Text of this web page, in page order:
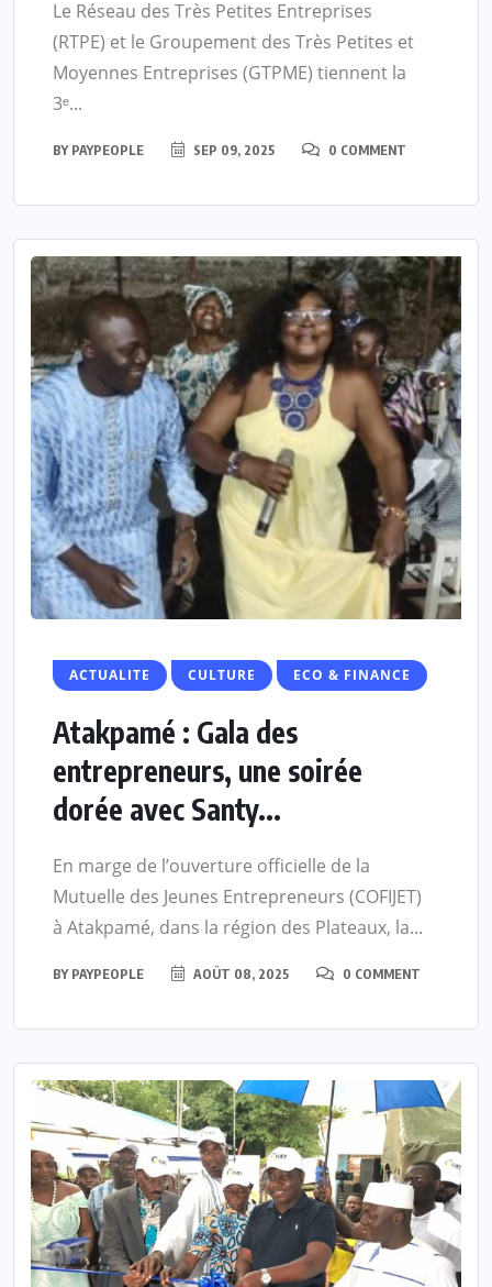
Le Réseau des Très Petites Entreprises
(RTPE) et le Groupement des Très Petites et
Moyennes Entreprises (GTPME) tiennent la
3ᵉ...
BY PAYPEOPLE SEP 09, 2025 0 COMMENT
ACTUALITE CULTURE ECO & FINANCE
Atakpamé : Gala des
entrepreneurs, une soirée
dorée avec Santy...
En marge de l’ouverture officielle de la
Mutuelle des Jeunes Entrepreneurs (COFIJET)
à Atakpamé, dans la région des Plateaux, la...
BY PAYPEOPLE AOÛT 08, 2025 0 COMMENT